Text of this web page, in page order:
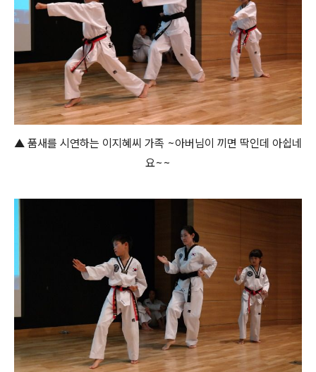
▲ 품새를 시연하는 이지혜씨 가족 ~아버님이 끼면 딱인데 아쉽네
요~~